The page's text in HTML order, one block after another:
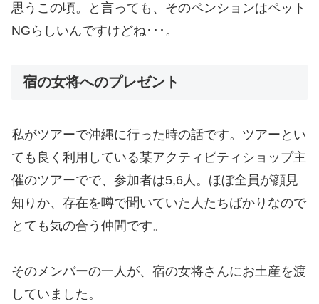
思うこの頃。と言っても、そのペンションはペット
NGらしいんですけどね･･･。
宿の女将へのプレゼント
私がツアーで沖縄に行った時の話です。ツアーとい
ても良く利用している某アクティビティショップ主
催のツアーでで、参加者は5,6人。ほぼ全員が顔見
知りか、存在を噂で聞いていた人たちばかりなので
とても気の合う仲間です。
そのメンバーの一人が、宿の女将さんにお土産を渡
していました。